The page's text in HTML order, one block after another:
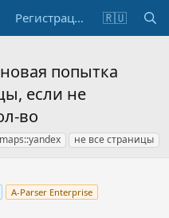
Регистрация 🇷🇺
попытка
если не
во
maps::yandex не все страницы
A-Parser Enterprise